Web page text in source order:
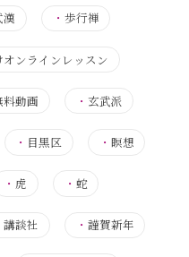
漢 ・ 歩行禅
ンラインレッスン
料動画 ・ 玄武派
・ 目黒区 ・ 瞑想
・ 虎 ・ 蛇
講談社 ・ 謹賀新年